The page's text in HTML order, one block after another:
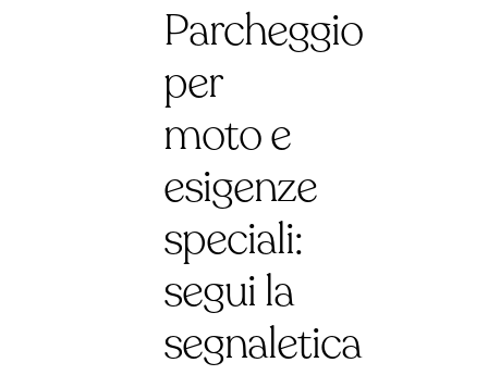
Parcheggio
per
moto e
esigenze
speciali:
segui la
segnaletica